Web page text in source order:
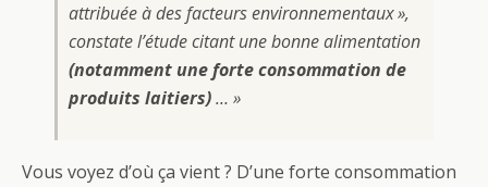
attribuée à des facteurs environnementaux »,
constate l’étude citant une bonne alimentation
(notamment une forte consommation de
produits laitiers)… »
Vous voyez d’où ça vient ? D’une forte consommation